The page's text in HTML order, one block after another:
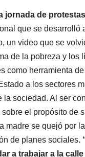
jornada de protestas
que se desarrolló
un video que se
de la pobreza y los
como herramienta
a los sectores
la sociedad. Al ser
el propósito de
madre se quejó por
de planes sociales.
a trabajar a la